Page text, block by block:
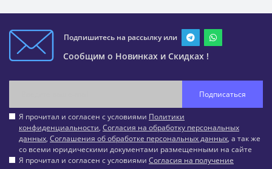
Подпишитесь на рассылку или
Сообщим о Новинках и Скидках !
Подписаться
Я прочитал и согласен с условиями Политики
конфиденциальности, Согласия на обработку персональных
данных, Соглашения об обработке персональных данных, а так же
со всеми юридическими документами размещенными на сайте
Я прочитал и согласен с условиями Согласия на получение